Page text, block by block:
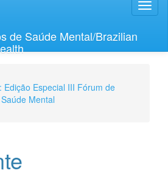
de Saúde Mental/Brazilian
Edição Especial III Fórum de
Mental